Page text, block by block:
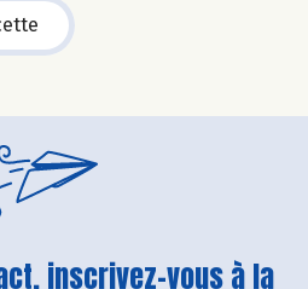
inscrivez-vous à la